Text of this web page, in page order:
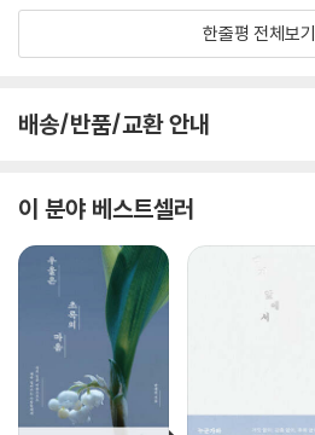
한줄평 전체보기
배송/반품/교환 안내
이 분야 베스트셀러